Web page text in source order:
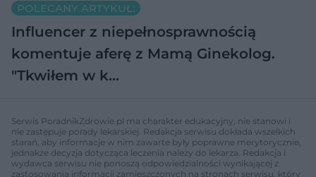
POLECANY ARTYKUŁ:
Influencer z niepełnosprawnością
komentuje aferę z Mamą Ginekolog.
"Tkwiłem w k…
Serwis PoradnikZdrowie.pl ma charakter edukacyjny, nie stanowi i
nie zastępuje porady lekarskiej. Redakcja serwisu dokłada wszelkich
starań, aby informacje w nim zawarte były poprawne merytorycznie,
jednakże decyzja dotycząca leczenia należy do lekarza. Redakcja i
wydawca serwisu nie ponoszą odpowiedzialności wynikającej z
zastosowania informacji zamieszczonych na stronach serwisu, który